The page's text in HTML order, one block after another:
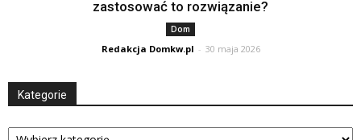
zastosować to rozwiązanie?
Dom
Redakcja Domkw.pl - 30 maja 2026
Kategorie
Kategorie